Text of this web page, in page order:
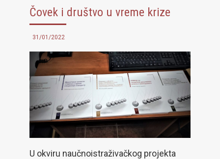
Čovek i društvo u vreme krize
31/01/2022
U okviru naučnoistraživačkog projekta